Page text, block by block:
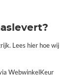
Lees hier hoe wij
WebwinkelKeur